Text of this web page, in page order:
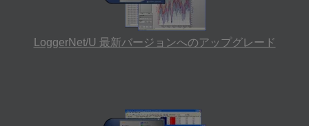
LoggerNet/U 最新バージョンへのアップグレード